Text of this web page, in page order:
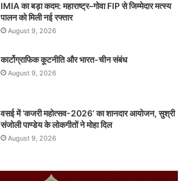
IMIA का बड़ा कदम: महाराष्ट्र–गोवा FIP से जिम्मेदार मत्स्य
पालन को मिली नई रफ्तार
August 9, 2026
कार्टोग्राफिक कूटनीति और भारत-चीन संबंध
August 9, 2026
वसई में ‘कजरी महोत्सव-2026’ का शानदार आयोजन, सुश्री
संजोली पाण्डेय के लोकगीतों ने मोहा दिल
August 9, 2026